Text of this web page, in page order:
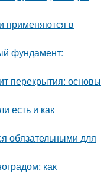
применяются в
фундамент:
перекрытия: основы
есть и как
обязательными для
как